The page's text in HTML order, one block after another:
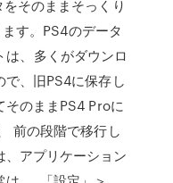
そのままそっくり
す。PS4のデータ
、多くがダウンロ
、旧PS4に保存し
そのままPS4 Proに
前の段階で移行し
アプリケーション